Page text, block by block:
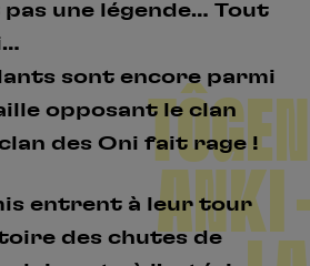
pas une légende… Tout
sont encore parmi
opposant le clan
des Oni fait rage !
entrent à leur tour
des chutes de
TÔGEN
ANKI –